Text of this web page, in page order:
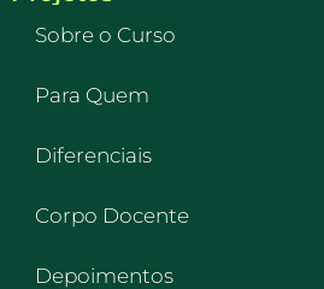
Sobre o Curso
Para Quem
Diferenciais
Corpo Docente
Depoimentos